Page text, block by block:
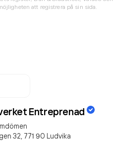
att registrera på sin sida.
Entreprenad
32, 771 90 Ludvika